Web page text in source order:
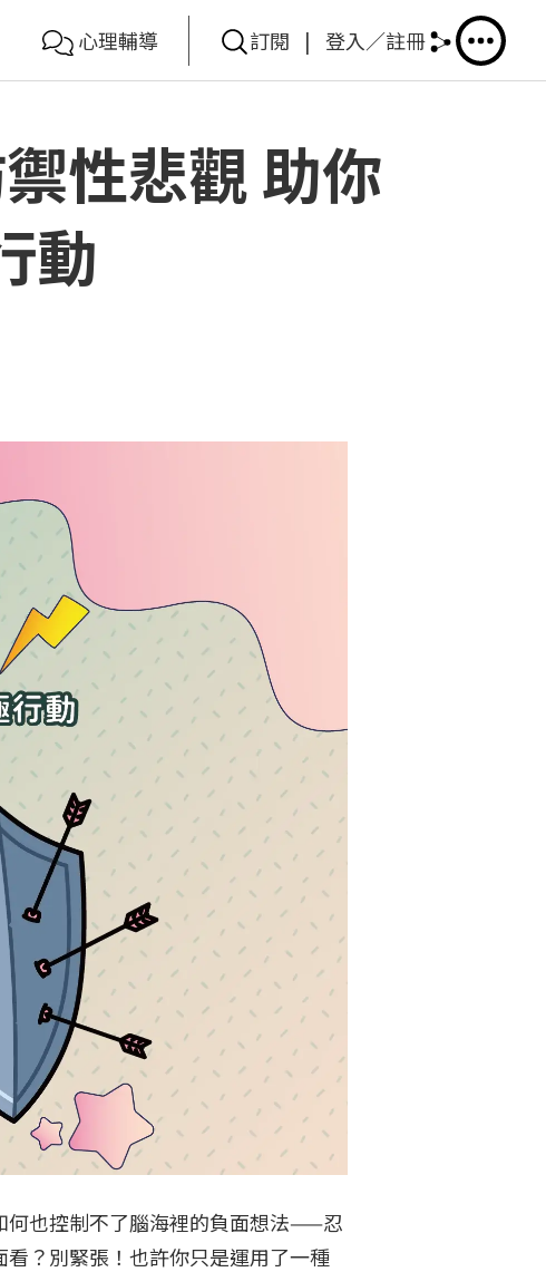
心理輔導 訂閱 | 登入／註冊
性悲觀 助你
動
何也控制不了腦海裡的負面想法——忍
？別緊張！也許你只是運用了一種